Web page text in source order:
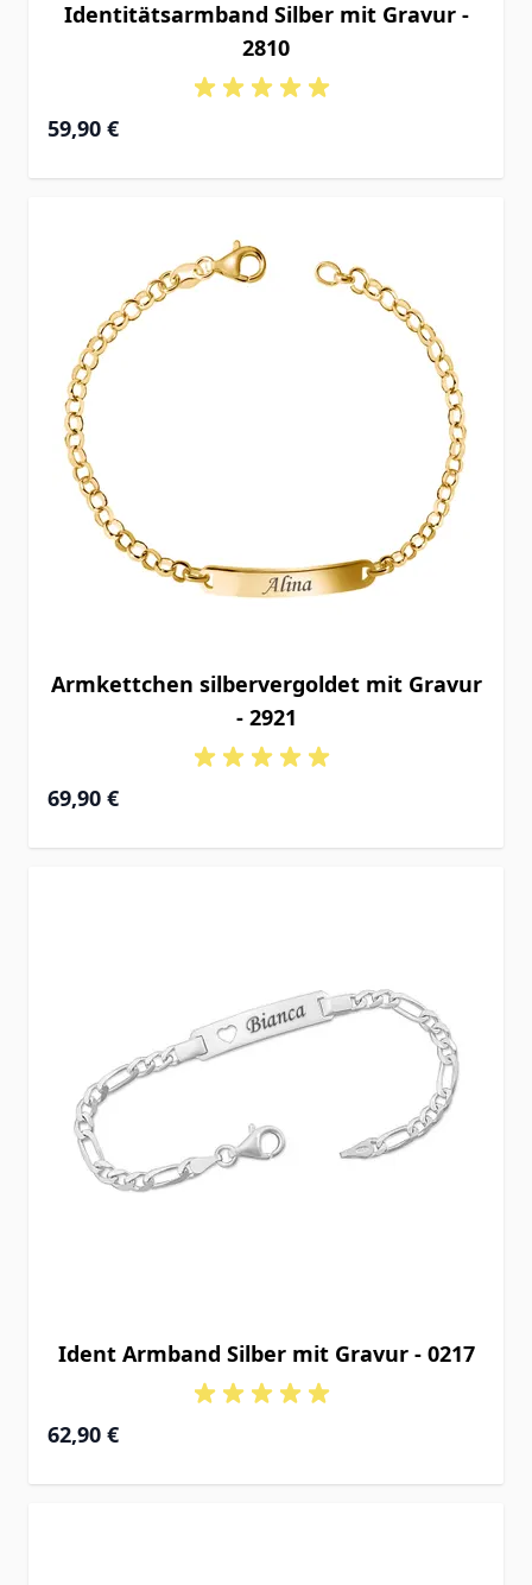
Identitätsarmband Silber mit Gravur -
2810
59,90 €
Armkettchen silbervergoldet mit Gravur
- 2921
69,90 €
Ident Armband Silber mit Gravur - 0217
Ab
62,90 €